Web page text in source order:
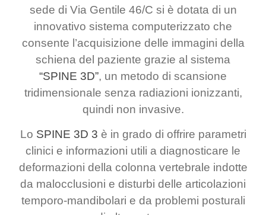
sede di Via Gentile 46/C si è dotata di un
innovativo sistema computerizzato che
consente l’acquisizione delle immagini della
schiena del paziente grazie al sistema
“SPINE 3D”, un metodo di scansione
tridimensionale senza radiazioni ionizzanti,
quindi non invasive.
Lo SPINE 3D 3 è in grado di offrire parametri
clinici e informazioni utili a diagnosticare le
deformazioni della colonna vertebrale indotte
da malocclusioni e disturbi delle articolazioni
temporo-mandibolari e da problemi posturali